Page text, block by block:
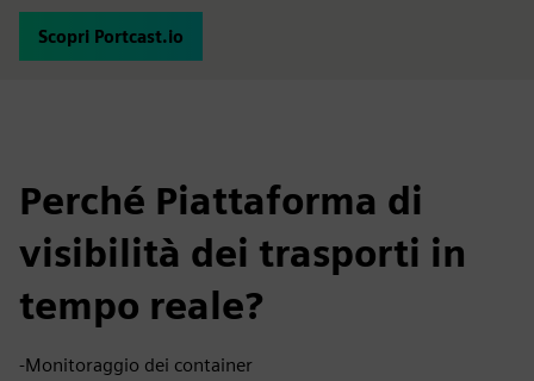
Scopri Portcast.io
Perché Piattaforma di
visibilità dei trasporti in
tempo reale?
-Monitoraggio dei container